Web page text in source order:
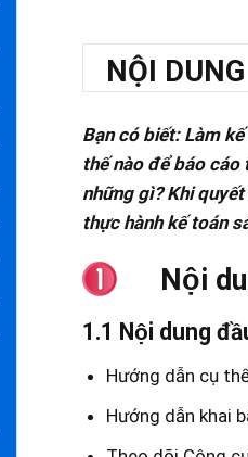
NỘI
Bạn có biết: Làm
thế nào để báo cáo
những gì? Khi
thực hành kế toán
Nội
1.1 Nội dung
Hướng dẫn cụ
Hướng dẫn khai